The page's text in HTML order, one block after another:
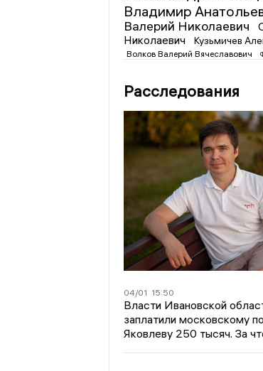
Владимир
Валерий Николаевич
Николаевич
Кузьмичев
Волков Валерий Вячеславович
Расследования
04/01 15:50
Власти Ивановской
заплатили московскому
Яковлеву 250 тысяч. За